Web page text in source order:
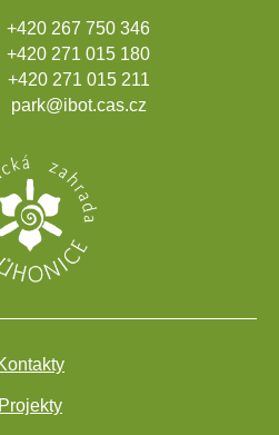
+420 267 750 346
+420 271 015 180
+420 271 015 211
park@ibot.cas.cz
Projekty